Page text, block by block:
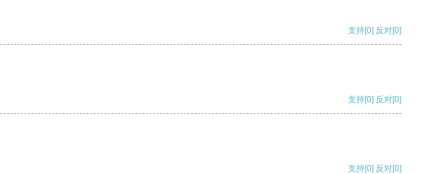
支持[0] 反对[0]
支持[0] 反对[0]
支持[0] 反对[0]